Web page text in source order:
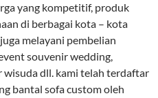
yang kompetitif, produk
di berbagai kota – kota
melayani pembelian
souvenir wedding,
dll. kami telah terdaftar
bantal sofa custom oleh